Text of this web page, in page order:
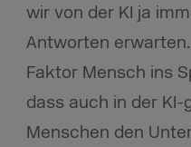
wir von der KI ja
Antworten
Faktor Mensch ins
dass auch in der
Menschen den